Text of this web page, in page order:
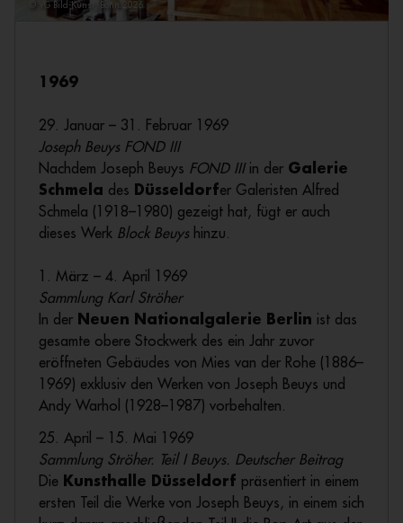
© VG Bild-Kunst, Bonn 2026
1969
29. Januar – 31. Februar 1969
Joseph Beuys FOND III
Nachdem Joseph Beuys FOND IIIin der Galerie
Schmela des Düsseldorfer Galeristen Alfred
Schmela (1918–1980) gezeigt hat, fügt er auch
dieses Werk Block Beuyshinzu.
1. März – 4. April 1969
Sammlung Karl Ströher
In der Neuen Nationalgalerie Berlin ist das
gesamte obere Stockwerk des ein Jahr zuvor
eröffneten Gebäudes von Mies van der Rohe (1886–
1969) exklusiv den Werken von Joseph Beuys und
Andy Warhol (1928–1987) vorbehalten.
25. April – 15. Mai 1969
Sammlung Ströher. Teil I Beuys. Deutscher Beitrag
Die Kunsthalle Düsseldorf präsentiert in einem
ersten Teil die Werke von Joseph Beuys, in einem sich